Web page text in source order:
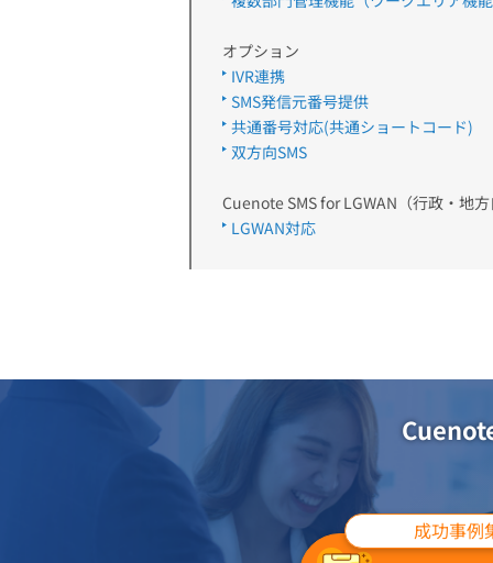
オプション
IVR連携
SMS発信元番号提供
共通番号対応(共通ショートコード)
双方向SMS
Cuenote SMS for LGWAN（行政・地
LGWAN対応
成功事例